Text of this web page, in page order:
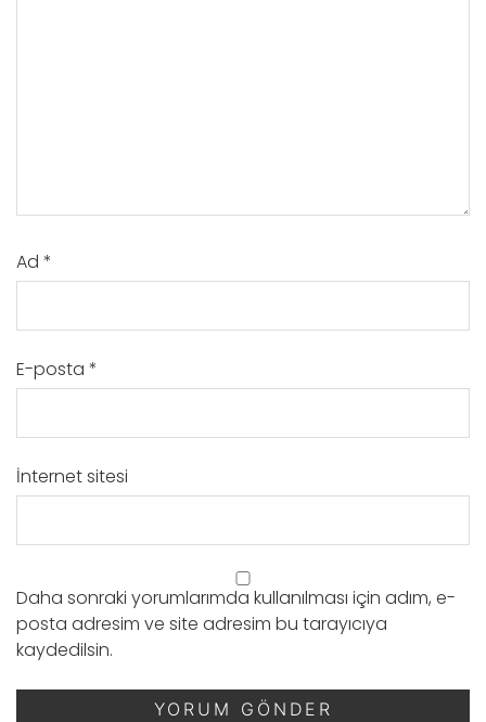
Ad *
E-posta *
İnternet sitesi
Daha sonraki yorumlarımda kullanılması için adım, e-
posta adresim ve site adresim bu tarayıcıya
kaydedilsin.